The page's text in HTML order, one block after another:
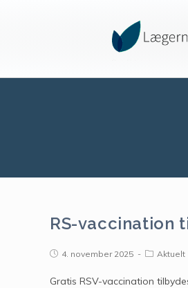
RS-vaccination
4. november 2025 Aktuelt
Gratis RSV-vaccination